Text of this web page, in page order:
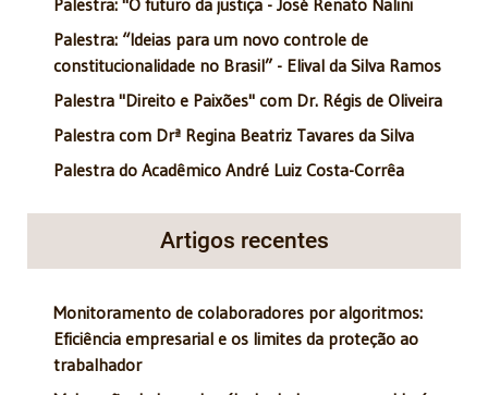
Palestra: "O futuro da justiça - José Renato Nalini
Palestra: “Ideias para um novo controle de
constitucionalidade no Brasil” - Elival da Silva Ramos
Palestra "Direito e Paixões" com Dr. Régis de Oliveira
Palestra com Drª Regina Beatriz Tavares da Silva
Palestra do Acadêmico André Luiz Costa-Corrêa
Artigos recentes
Monitoramento de colaboradores por algoritmos:
Eficiência empresarial e os limites da proteção ao
trabalhador